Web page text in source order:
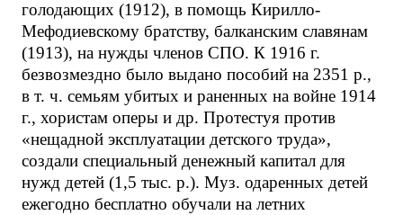
голодающих (1912), в помощь Кирилло-
Мефодиевскому братству, балканским славянам
(1913), на нужды членов СПО. К 1916 г.
безвозмездно было выдано пособий на 2351 р.,
в т. ч. семьям убитых и раненных на войне 1914
г., хористам оперы и др. Протестуя против
«нещадной эксплуатации детского труда»,
создали специальный денежный капитал для
нужд детей (1,5 тыс. р.). Муз. одаренных детей
ежегодно бесплатно обучали на летних